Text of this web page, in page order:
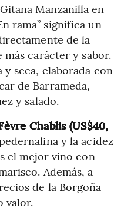
Manzanilla en
rama” significa un
de la
carácter y sabor.
y seca, elaborada con
de Barrameda,
y salado.
Chablis (US$40,
y la acidez
el mejor vino con
Además, a
de la Borgoña
valor.